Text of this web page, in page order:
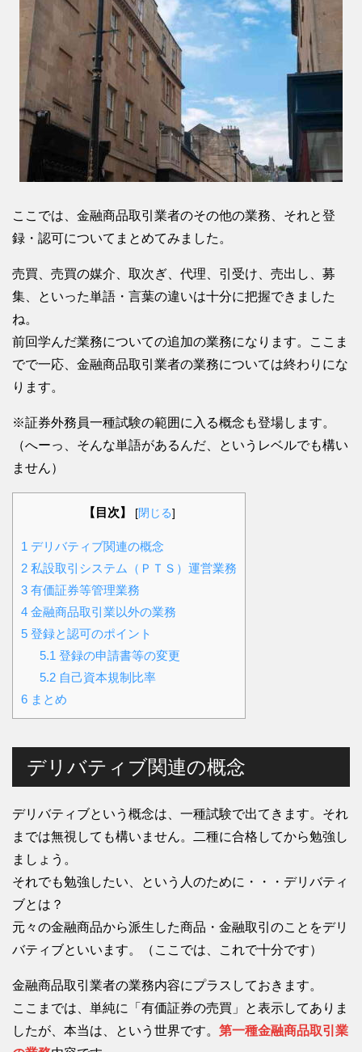
ここでは、金融商品取引業者のその他の業務、それと登
録・認可についてまとめてみました。
売買、売買の媒介、取次ぎ、代理、引受け、売出し、募
集、といった単語・言葉の違いは十分に把握できました
ね。
前回学んだ業務についての追加の業務になります。ここま
でで一応、金融商品取引業者の業務については終わりにな
ります。
※証券外務員一種試験の範囲に入る概念も登場します。
（へーっ、そんな単語があるんだ、というレベルでも構い
ません）
【目次】 [閉じる]
1 デリバティブ関連の概念
2 私設取引システム（ＰＴＳ）運営業務
3 有価証券等管理業務
4 金融商品取引業以外の業務
5 登録と認可のポイント
5.1 登録の申請書等の変更
5.2自己資本規制比率
6 まとめ
デリバティブ関連の概念
デリバティブという概念は、一種試験で出てきます。それ
までは無視しても構いません。二種に合格してから勉強し
ましょう。
それでも勉強したい、という人のために・・・デリバティ
ブとは？
元々の金融商品から派生した商品・金融取引のことをデリ
バティブといいます。（ここでは、これで十分です）
金融商品取引業者の業務内容にプラスしておきます。
ここまでは、単純に「有価証券の売買」と表示してありま
したが、本当は、という世界です。 第一種金融商品取引業